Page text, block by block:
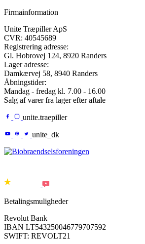
Firmainformation
Unite Træpiller ApS
CVR: 40545689
Registrering adresse:
Gl. Hobrovej 124, 8920 Randers
Lager adresse:
Damkærvej 58, 8940 Randers
Åbningstider:
Mandag - fredag kl. 7.00 - 16.00
Salg af varer fra lager efter aftale
unite.traepiller
unite_dk
Betalingsmuligheder
Revolut Bank
IBAN LT543250046779707592
SWIFT: REVOLT21